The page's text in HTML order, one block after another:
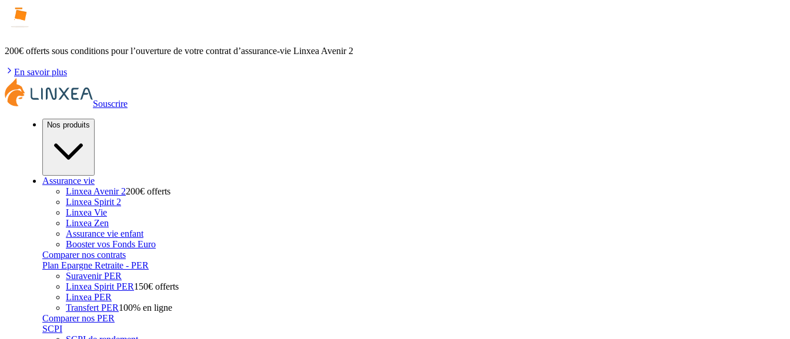
200€ offerts sous conditions pour l’ouverture de votre contrat d’assurance-vie Linxea Avenir 2
En savoir plus
Souscrire
Nos produits
Assurance vie
Linxea Avenir 2200€ offerts
Linxea Spirit 2
Linxea Vie
Linxea Zen
Assurance vie enfant
Booster vos Fonds Euro
Comparer nos contrats
Plan Epargne Retraite - PER
Suravenir PER
Linxea Spirit PER150€ offerts
Linxea PER
Transfert PER100% en ligne
Comparer nos PER
SCPI